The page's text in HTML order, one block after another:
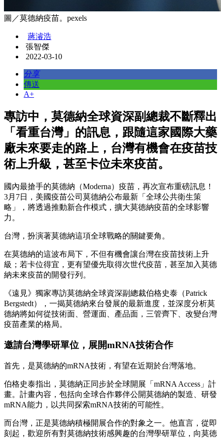
圖／莫德納疫苗。pexels
蔣濬浩
張智傑
2022-03-10
分享
傳送
A+
專訪中，莫德納全球資深副總裁不斷釋出
「看重台灣」的訊息，跟隨這家國際大藥
廠未來要走的路上，台灣有機會在疫苗技
術上升級，甚至卡位未來疫苗。
國內最搶手的莫德納（Moderna）疫苗，再次宣布重磅訊息！
3月7日，美國疫苗公司莫德納公布最新「全球公共衛生策
略」，將透過推動新合作模式，擴大莫徳納疫苗的全球影響
力。
台灣，扮演著莫德納這項全球戰略的關鍵要角。
在莫德納的這波布局下，不但有機會讓台灣在疫苗技術上升
級；若卡位得宜，更有望優先取得次世代疫苗，甚至加入莫德
納未來疫苗的開發行列。
《遠見》獨家專訪莫德納全球資深副總裁伯格史泰（Patrick
Bergstedt），一揭莫德納來台發展的最新進度，並深度分析莫
德納將如何從技術面、營運面、產品面，三管齊下、改變台灣
疫苗產業的格局。
邀請台灣學研單位，展開mRNA技術合作
首先，是莫德納的mRNA技術，有望在近期於台灣落地。
伯格史泰指出，莫德納正同步於全球開展「mRNA Access」計
畫。計畫內容，包括向全球合作夥伴公開莫德納的製造、研發
mRNA能力，以共同探索mRNA技術的可能性。
而台灣，正是莫德納積極開展合作的對象之一。他直言，從即
刻起，歡迎所有對莫德納技術感興趣的台灣學研單位，向莫徳